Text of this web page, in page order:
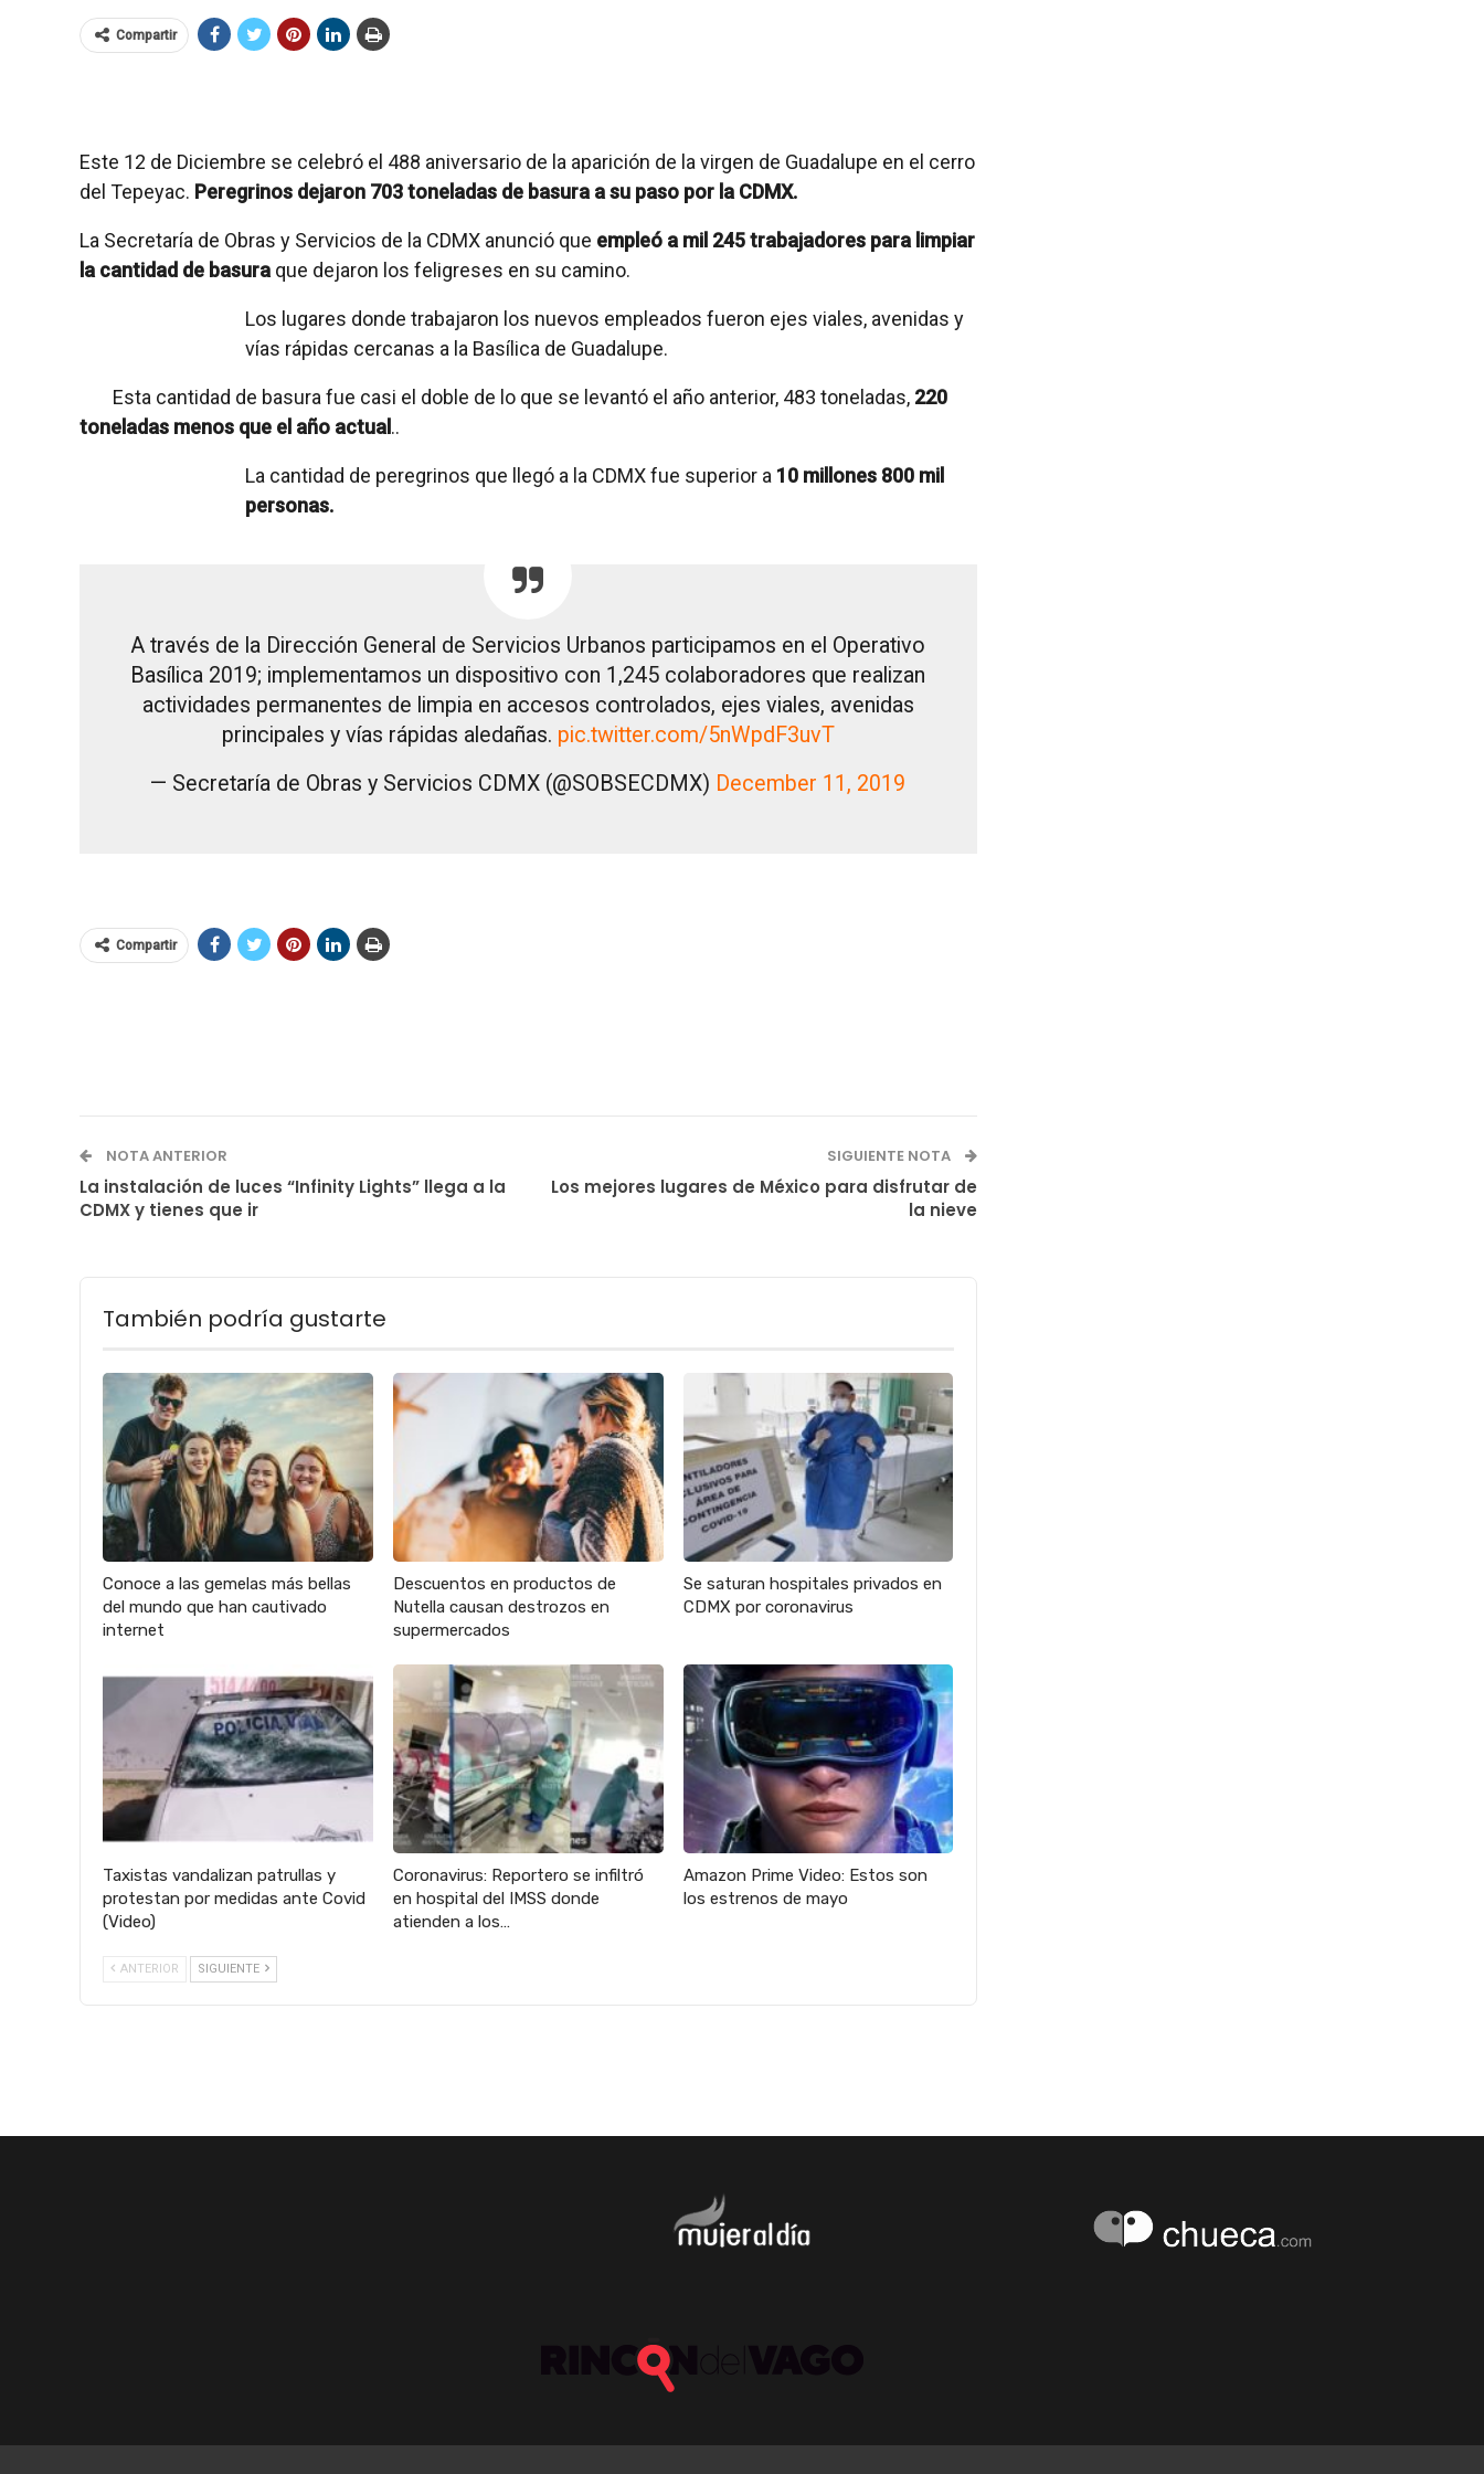
Compartir
Este 12 de Diciembre se celebró el 488 aniversario de la aparición de la virgen de Guadalupe en el cerro
del Tepeyac. Peregrinos dejaron 703 toneladas de basura a su paso por la CDMX.
La Secretaría de Obras y Servicios de la CDMX anunció que empleó a mil 245 trabajadores para limpiar
la cantidad de basura que dejaron los feligreses en su camino.
Los lugares donde trabajaron los nuevos empleados fueron ejes viales, avenidas y
vías rápidas cercanas a la Basílica de Guadalupe.
Esta cantidad de basura fue casi el doble de lo que se levantó el año anterior, 483 toneladas, 220
toneladas menos que el año actual..
La cantidad de peregrinos que llegó a la CDMX fue superior a 10 millones 800 mil
personas.
A través de la Dirección General de Servicios Urbanos participamos en el Operativo
Basílica 2019; implementamos un dispositivo con 1,245 colaboradores que realizan
actividades permanentes de limpia en accesos controlados, ejes viales, avenidas
principales y vías rápidas aledañas. pic.twitter.com/5nWpdF3uvT
— Secretaría de Obras y Servicios CDMX (@SOBSECDMX) December 11, 2019
Compartir
NOTA ANTERIOR
La instalación de luces “Infinity Lights” llega a la
CDMX y tienes que ir
SIGUIENTE NOTA
Los mejores lugares de México para disfrutar de
la nieve
También podría gustarte
Conoce a las gemelas más bellas
del mundo que han cautivado
internet
Descuentos en productos de
Nutella causan destrozos en
supermercados
Se saturan hospitales privados en
CDMX por coronavirus
Taxistas vandalizan patrullas y
protestan por medidas ante Covid
(Video)
Coronavirus: Reportero se infiltró
en hospital del IMSS donde
atienden a los…
Amazon Prime Video: Estos son
los estrenos de mayo
ANTERIOR SIGUIENTE